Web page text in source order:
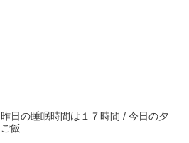
昨日の睡眠時間は１７時間 / 今日の夕
ご飯